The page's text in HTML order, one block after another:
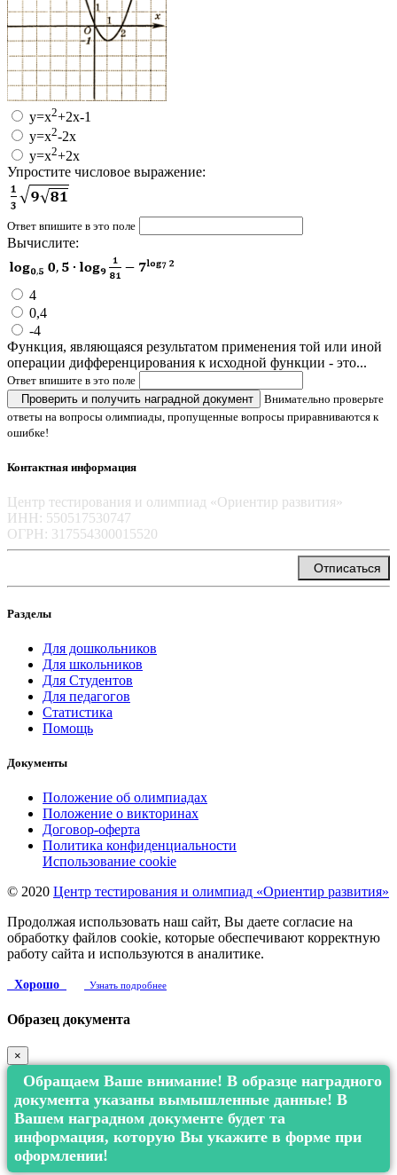
y=x2+2x-1
y=x2-2x
y=x2+2x
Упростите числовое выражение:
Ответ впишите в это поле
Вычислите:
4
0,4
-4
Функция, являющаяся результатом применения той или иной
операции дифференцирования к исходной функции - это...
Ответ впишите в это поле
Проверить и получить наградной документ
Внимательно проверьте
ответы на вопросы олимпиады, пропущенные вопросы приравниваются к
ошибке!
Контактная информация
Центр тестирования и олимпиад «Ориентир развития»
ИНН: 550517530747
ОГРН: 317554300015520
Отписаться
Разделы
Для дошкольников
Для школьников
Для Студентов
Для педагогов
Статистика
Помощь
Документы
Положение об олимпиадах
Положение о викторинах
Договор-оферта
Политика конфиденциальности
Использование cookie
© 2020 Центр тестирования и олимпиад «Ориентир развития»
Продолжая использовать наш сайт, Вы даете согласие на
обработку файлов cookie, которые обеспечивают корректную
работу сайта и используются в аналитике.
Хорошо Узнать подробнее
Образец документа
×
Обращаем Ваше внимание! В образце наградного
документа указаны вымышленные данные! В
Вашем наградном документе будет та
информация, которую Вы укажите в форме при
оформлении!